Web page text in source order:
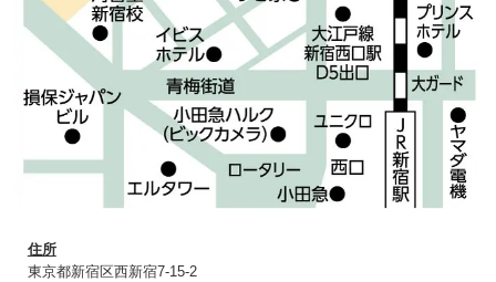
住所
東京都新宿区西新宿7-15-2